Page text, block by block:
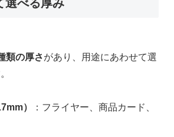
選べる厚み
類の厚さがあり、用途にあわせて選
）
：フライヤー、商品カード、